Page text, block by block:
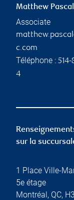
Matthew
Associate
c.com
Téléphone : 514-
4
sur la
1 Place Ville-
5e étage
Montréal, QC,